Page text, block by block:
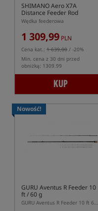
SHIMANO Aero X7A
Distance Feeder Rod
Wędka feederowa
1 309,99 PLN
Cena kat.: 1 639,00 / -20%
Min. cena z 30 dni przed
obniżką: 1309.99
KUP
Nowość!
GURU Aventus R Feeder 10
ft / 60 g
GURU Aventus R Feeder 10 ft 60 g – dwusekcyjna wędka feederowa 305 cm